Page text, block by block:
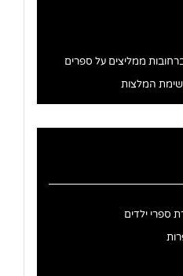
ממליצים על ספרים
המלצות
ספרי ילדים